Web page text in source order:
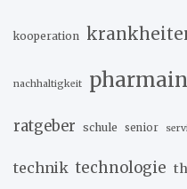
kooperation
nachhaltigkeit
ratgeber schule senior
technik technologie